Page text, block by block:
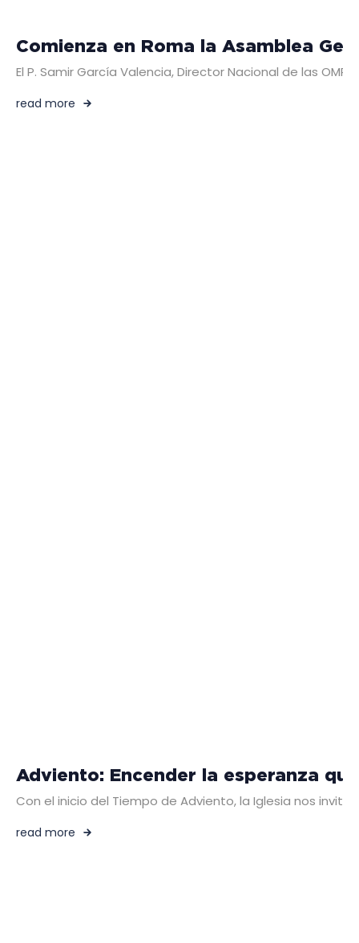
Comienza en Roma la Asamblea
El P. Samir García Valencia, Director Nacional de las
read more
Adviento: Encender la esperanza
Con el inicio del Tiempo de Adviento, la Iglesia nos
read more